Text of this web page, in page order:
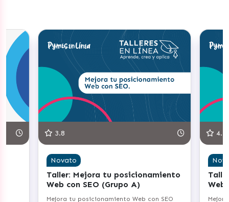
3.8
Novato
Taller: Mejora tu posicionamiento
Web con SEO (Grupo A)
Mejora tu posicionamiento Web con SEO
4.3
Web